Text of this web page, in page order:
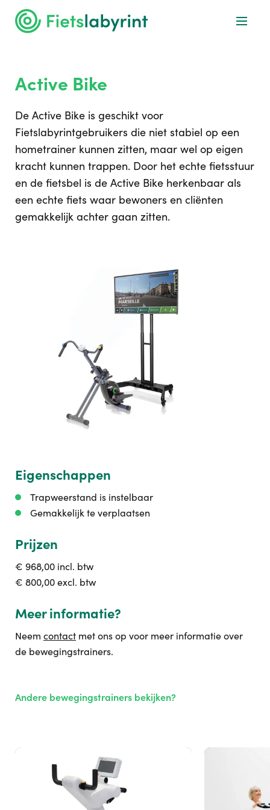
Active Bike
De Active Bike is geschikt voor
Fietslabyrintgebruikers die niet stabiel op een
hometrainer kunnen zitten, maar wel op eigen
kracht kunnen trappen. Door het echte fietsstuur
en de fietsbel is de Active Bike herkenbaar als
een echte fiets waar bewoners en cliënten
gemakkelijk achter gaan zitten.
Eigenschappen
Trapweerstand is instelbaar
Gemakkelijk te verplaatsen
Prijzen
€ 968,00 incl. btw
€ 800,00 excl. btw
Meer informatie?
Neem contact met ons op voor meer informatie over
de bewegingstrainers.
Andere bewegingstrainers bekijken?